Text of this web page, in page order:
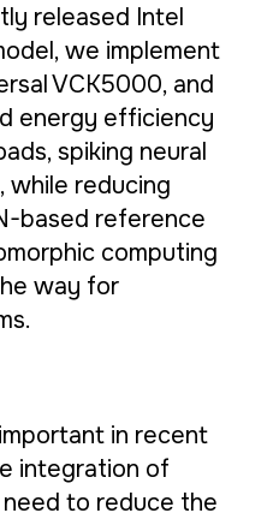
released Intel
we implement
VCK5000, and
energy efficiency
spiking neural
while reducing
based reference
computing
way for
in recent
integration of
to reduce the